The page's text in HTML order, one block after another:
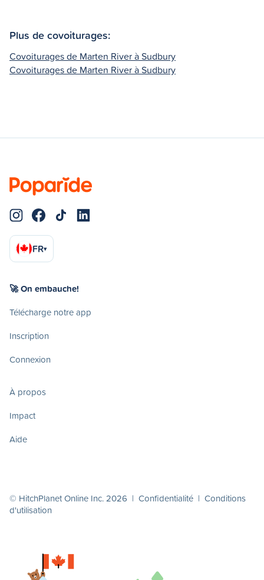
Plus de covoiturages:
Covoiturages de Marten River à Sudbury
Covoiturages de Marten River à Sudbury
FR▾
🚀 On embauche!
Télécharge notre app
Inscription
Connexion
À propos
Impact
Aide
© HitchPlanet Online Inc. 2026 | Confidentialité | Conditions
d'utilisation